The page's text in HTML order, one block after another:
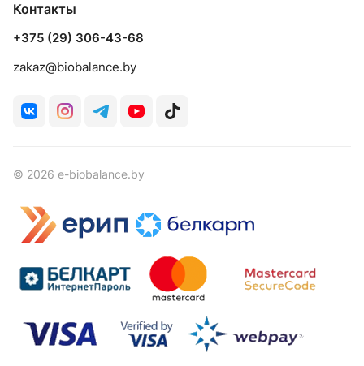
Контакты
+375 (29) 306-43-68
zakaz@biobalance.by
© 2026 e-biobalance.by